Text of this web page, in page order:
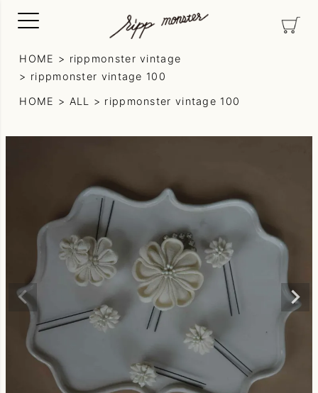
HOME
rippmonster vintage
rippmonster vintage 100
HOME ALL rippmonster vintage 100